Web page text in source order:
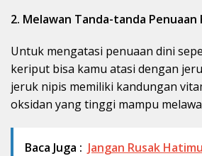
2. Melawan Tanda-tanda Penuaan
Untuk mengatasi penuaan dini
keriput bisa kamu atasi dengan
jeruk nipis memiliki kandungan
oksidan yang tinggi mampu
Baca Juga : Jangan Rusak